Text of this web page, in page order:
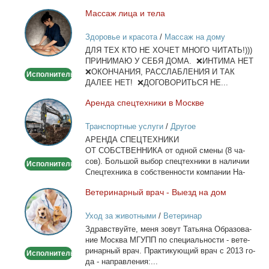
Массаж
лица
и
тела
Исполнитель
Мас­саж ли­ца и те­ла
Здоровье и красота/ Массаж на дому
ДЛЯ ТЕХ КТО НЕ ХОЧЕТ МНОГО ЧИТАТЬ!)))
ПРИНИМАЮ У СЕБЯ ДОМА. ❌ИНТИМА НЕТ
❌ОКОНЧАНИЯ, РАССЛАБЛЕНИЯ И ТАК
ДАЛЕЕ НЕТ! ❌ДОГОВОРИТЬСЯ НЕ...
Аренда
спецтехники
в
Москве
Исполнитель
Арен­да спец­тех­ни­ки в Москве
Транспортные услуги/ Другое
АРЕНДА СПЕЦТЕХНИКИ
ОТ СОБСТВЕННИКА от од­ной сме­ны (8 ча­
сов). Боль­шой вы­бор спец­тех­ни­ки в на­ли­чии
Спец­тех­ни­ка в соб­ствен­но­сти ком­па­нии На­
Ветеринарный
врач
-
Выезд
дом
Исполнитель
Ве­те­ри­нар­ный врач - Вы­езд на дом
Уход за животными/ Ветеринар
Здрав­ствуй­те, ме­ня зо­вут Та­тья­на Об­ра­зо­ва­
ние Москва МГУПП по спе­ци­аль­но­сти - ве­те­
ри­нар­ный врач. Прак­ти­ку­ю­щий врач с 2013 го­
да - на­прав­ле­ния:...